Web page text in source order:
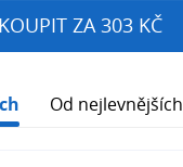
KOUPIT ZA 303 KČ
Od nejlevnějších